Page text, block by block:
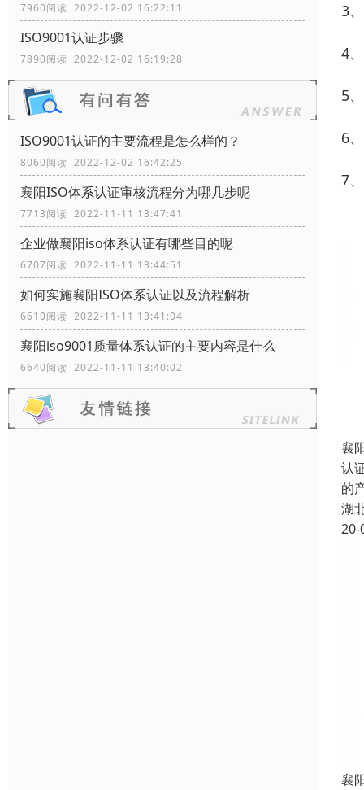
7960阅读 2022-12-02 16:22:11
ISO9001认证步骤
7890阅读 2022-12-02 16:19:28
ISO9001认证的主要流程是怎么样的？
8060阅读 2022-12-02 16:42:25
襄阳ISO体系认证审核流程分为哪几步呢
7713阅读 2022-11-11 13:47:41
企业做襄阳iso体系认证有哪些目的呢
6707阅读 2022-11-11 13:44:51
如何实施襄阳ISO体系认证以及流程解析
6610阅读 2022-11-11 13:41:04
襄阳iso9001质量体系认证的主要内容是什么
6640阅读 2022-11-11 13:40:02
3
4
5
6
7
襄
认
的
湖
20-
襄